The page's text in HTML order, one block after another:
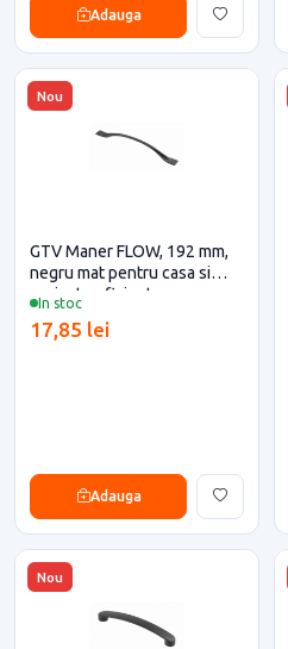
Adauga
Nou
In stoc
GTV Maner FLOW, 192 mm,
negru mat pentru casa si
proiecte eficiente
17,85 lei
Adauga
Nou